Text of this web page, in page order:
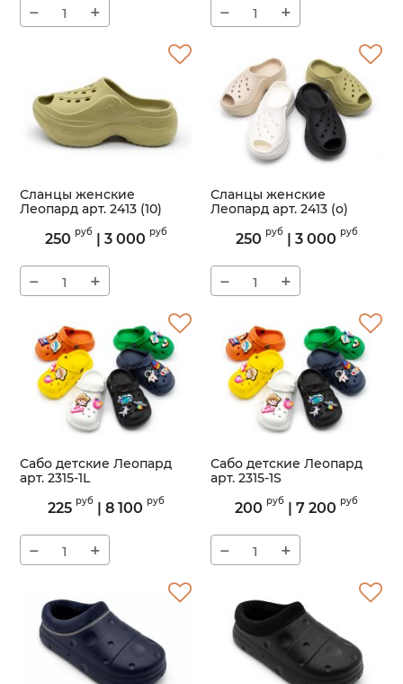
− + − +
Сланцы женские
Леопард арт. 2413 (10)
2413
250 руб| 3 000 руб
− +
Сланцы женские
Леопард арт. 2413 (o)
2413
250 руб| 3 000 руб
− +
Сабо детские Леопард
арт. 2315-1L
2315-1L
225 руб| 8 100 руб
− +
Сабо детские Леопард
арт. 2315-1S
2315-1S
200 руб | 7 200 руб
− +